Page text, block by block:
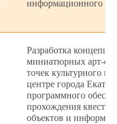
информационного
Разработка
миниатюрных арт-
точек культурного
центре города
программного
прохождения квеста
объектов и